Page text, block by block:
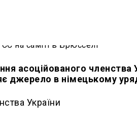
асоційованого членства
джерело в німецькому
України